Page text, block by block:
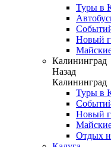
Туры в
Новый
Калининград
Назад
Калининград
Туры в
Новый
Отдых